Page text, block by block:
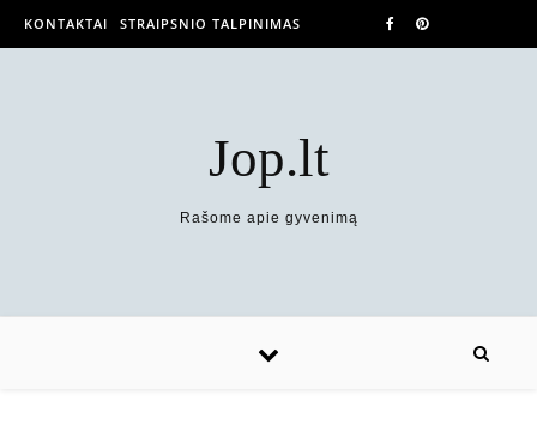
KONTAKTAI STRAIPSNIO TALPINIMAS
Jop.lt
Rašome apie gyvenimą